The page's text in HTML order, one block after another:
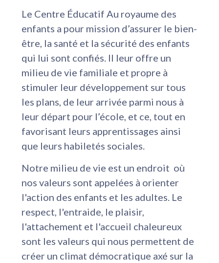
Le Centre Éducatif Au royaume des
enfants a pour mission d’assurer le bien-
être, la santé et la sécurité des enfants
qui lui sont confiés. Il leur offre un
milieu de vie familiale et propre à
stimuler leur développement sur tous
les plans, de leur arrivée parmi nous à
leur départ pour l’école, et ce, tout en
favorisant leurs apprentissages ainsi
que leurs habiletés sociales.
Notre milieu de vie est un endroit où
nos valeurs sont appelées à orienter
l'action des enfants et les adultes. Le
respect, l'entraide, le plaisir,
l'attachement et l'accueil chaleureux
sont les valeurs qui nous permettent de
créer un climat démocratique axé sur la